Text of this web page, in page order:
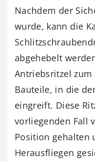
Nachdem der
wurde, kann die
abgehebelt
Antriebsritzel zum
Bauteile, in die
eingreift. Diese
vorliegenden Fall
Position gehalten
Herausfliegen